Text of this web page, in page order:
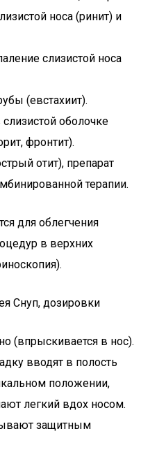
носа (ринит) и
слизистой носа
(евстахиит).
оболочке
фронтит).
отит), препарат
терапии.
для облегчения
в верхних
Снуп, дозировки
(впрыскивается в нос).
вводят в полость
положении,
легкий вдох носом.
защитным